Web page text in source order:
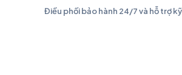
Điều phối bảo hành 24/7 và hỗ trợ